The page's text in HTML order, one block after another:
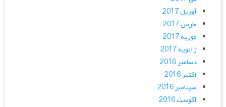
آوریل 2017
مارس 2017
فوریه 2017
ژانویه 2017
دسامبر 2016
اکتبر 2016
سپتامبر 2016
آگوست 2016